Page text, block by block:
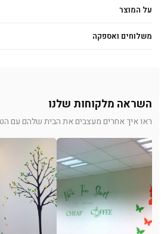
על המוצר
משלוחים ואספקה
השראה מלקוחות שלנו
ראו איך אחרים מעצבים את הבית שלהם עם